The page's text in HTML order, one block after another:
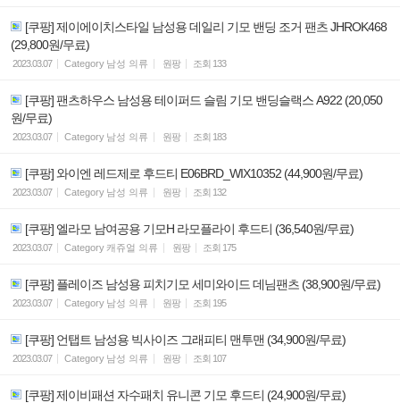
[쿠팡] 제이에이치스타일 남성용 데일리 기모 밴딩 조거 팬츠 JHROK468
(29,800원/무료)
2023.03.07 Category 남성 의류 원팡 조회 133
[쿠팡] 팬츠하우스 남성용 테이퍼드 슬림 기모 밴딩슬랙스 A922 (20,050
원/무료)
2023.03.07 Category 남성 의류 원팡 조회 183
[쿠팡] 와이엔 레드제로 후드티 E06BRD_WIX10352 (44,900원/무료)
2023.03.07 Category 남성 의류 원팡 조회 132
[쿠팡] 엘라모 남여공용 기모H 라모플라이 후드티 (36,540원/무료)
2023.03.07 Category 캐쥬얼 의류 원팡 조회 175
[쿠팡] 플레이즈 남성용 피치기모 세미와이드 데님팬츠 (38,900원/무료)
2023.03.07 Category 남성 의류 원팡 조회 195
[쿠팡] 언탭트 남성용 빅사이즈 그래피티 맨투맨 (34,900원/무료)
2023.03.07 Category 남성 의류 원팡 조회 107
[쿠팡] 제이비패션 자수패치 유니콘 기모 후드티 (24,900원/무료)